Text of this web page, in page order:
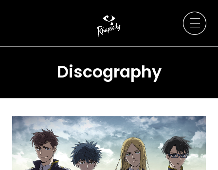
Artists
News
Live / Event
Discography